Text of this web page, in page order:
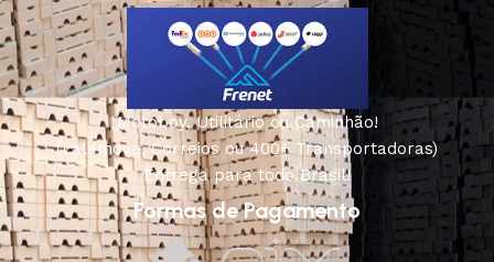
Motoboy, Utilitário ou Caminhão!
(Lalamove, Correios ou 400+ Transportadoras)
Entrega para todo Brasil!
Formas de Pagamento